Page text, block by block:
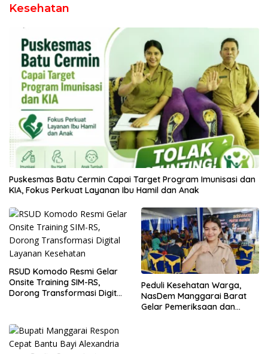
Kesehatan
Puskesmas Batu Cermin Capai Target Program Imunisasi dan
KIA, Fokus Perkuat Layanan Ibu Hamil dan Anak
RSUD Komodo Resmi Gelar
Onsite Training SIM-RS,
Dorong Transformasi Digital
Peduli Kesehatan Warga,
NasDem Manggarai Barat
Gelar Pemeriksaan dan